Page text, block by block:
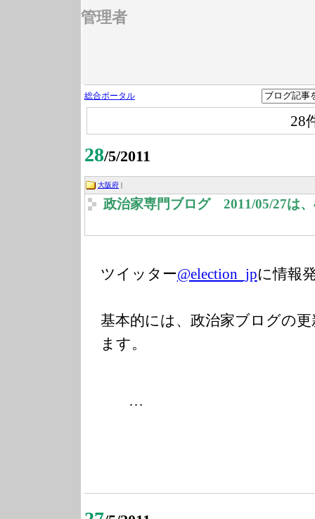
管理者
総合ポータル
28
28/5/2011
大阪府 |
政治家専門ブログ 2011/05/27は
ツイッター@election_jpに情報
基本的には、政治家ブログの
ます。
…